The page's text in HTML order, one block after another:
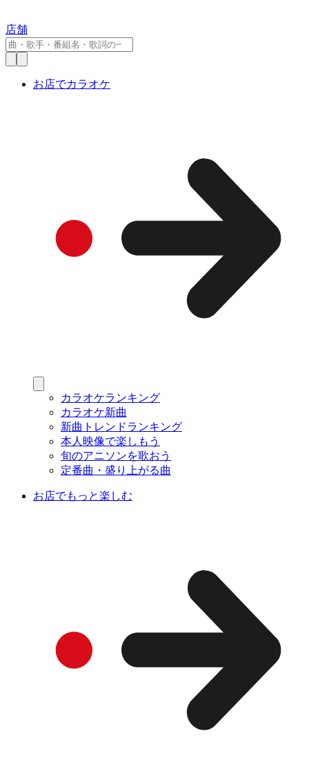
店舗
お店でカラオケ
カラオケランキング
カラオケ新曲
新曲トレンドランキング
本人映像で楽しもう
旬のアニソンを歌おう
定番曲・盛り上がる曲
お店でもっと楽しむ